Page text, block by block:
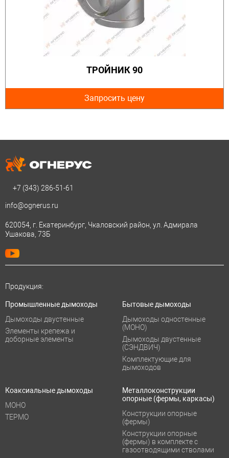
ТРОЙНИК 90
Запросить цену
+7 (343) 286-51-61
info@ognerus.ru
620054, г. Екатеринбург, Чкаловский район, ул. Адмирала
Ушакова, 73Б
Продукция:
Промышленные дымоходы
Дымоходы двустенные
Элементы крепежа и
доборные элементы
Бытовые дымоходы
Дымоходы одностенные
(МОНО)
Дымоходы двустенные
(СЭНДВИЧ)
Комплектующие для
дымоходов
Коаксиальные дымоходы
МОНО
ТЕРМО
Металлоконструкции
опорные (фермы, каркасы)
Конструкции опорные
(фермы)
Конструкции опорные
(фермы) в комплекте с
газоотводящими стволами